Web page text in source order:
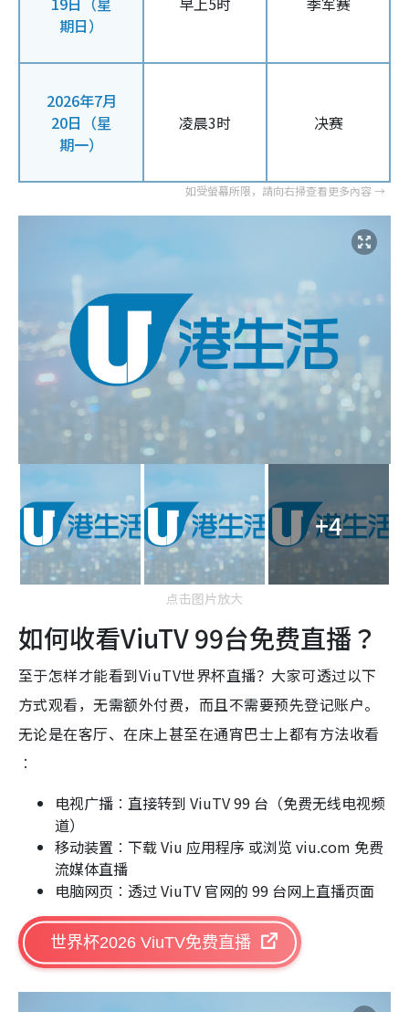
期日）
2026年7月
20日（星
期一）
凌晨3时 决赛
+4
点击图片放大
如何收看ViuTV 99台免费直播？
至于怎样才能看到ViuTV世界杯直播？大家可透过以下
方式观看，无需额外付费，而且不需要预先登记账户。
无论是在客厅、在床上甚至在通宵巴士上都有方法收看
︰
电视广播︰直接转到 ViuTV 99 台（免费无线电视频
道）
移动装置︰下载 Viu 应用程序 或浏览 viu.com 免费
流媒体直播
电脑网页︰透过 ViuTV 官网的 99 台网上直播页面
世界杯2026 ViuTV免费直播